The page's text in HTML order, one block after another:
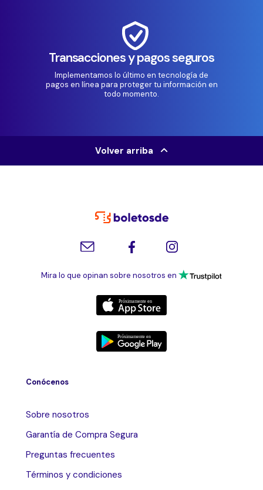
Transacciones y pagos seguros
Implementamos lo último en tecnología de
pagos en línea para proteger tu información en
todo momento.
Volver arriba
Mira lo que opinan sobre nosotros en
Conócenos
Sobre nosotros
Garantía de Compra Segura
Preguntas frecuentes
Términos y condiciones